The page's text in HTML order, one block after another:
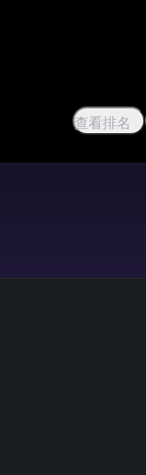
查看排名